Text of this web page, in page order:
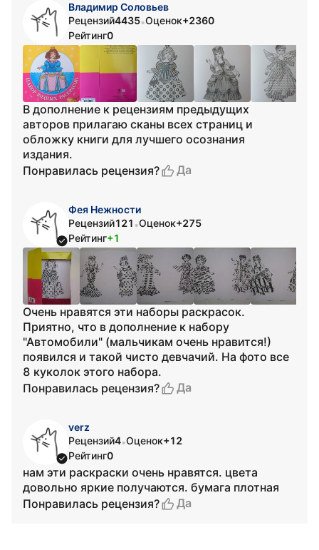
Владимир Соловьев
Рецензий4435•Оценок+2360
Рейтинг0
В дополнение к рецензиям предыдущих
авторов прилагаю сканы всех страниц и
обложку книги для лучшего осознания
издания.
Понравилась рецензия?
Да
Фея Нежности
Рецензий121 •Оценок+275
Рейтинг+1
Очень нравятся эти наборы раскрасок.
Приятно, что в дополнение к набору
"Автомобили" (мальчикам очень нравится!)
появился и такой чисто девчачий. На фото все
8 куколок этого набора.
Понравилась рецензия?
Да
verz
Рецензий4•Оценок+12
Рейтинг0
нам эти раскраски очень нравятся. цвета
довольно яркие получаются. бумага плотная
Понравилась рецензия?
Да